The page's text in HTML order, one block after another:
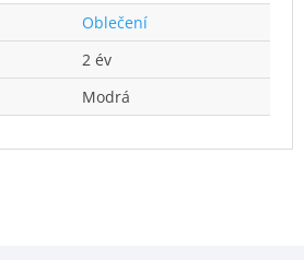
Oblečení
2 év
Modrá